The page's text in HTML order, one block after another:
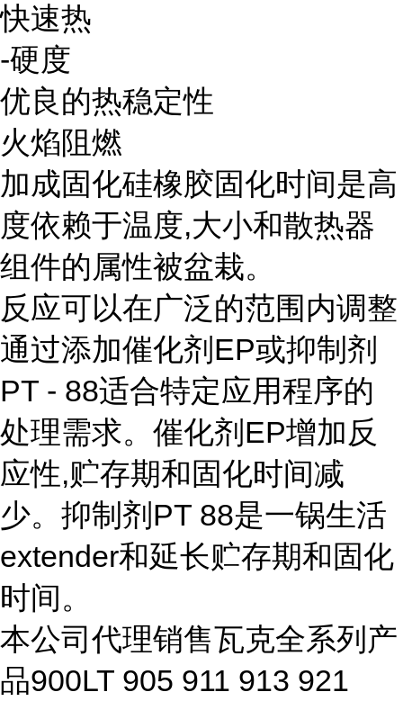
快速热
-硬度
优良的热稳定性
火焰阻燃
加成固化硅橡胶固化时间是高
度依赖于温度,大小和散热器
组件的属性被盆栽。
反应可以在广泛的范围内调整
通过添加催化剂EP或抑制剂
PT - 88适合特定应用程序的
处理需求。催化剂EP增加反
应性,贮存期和固化时间减
少。抑制剂PT 88是一锅生活
extender和延长贮存期和固化
时间。
本公司代理销售瓦克全系列产
品900LT 905 911 913 921